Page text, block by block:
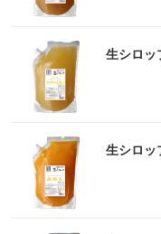
生シロッ
生シロッ